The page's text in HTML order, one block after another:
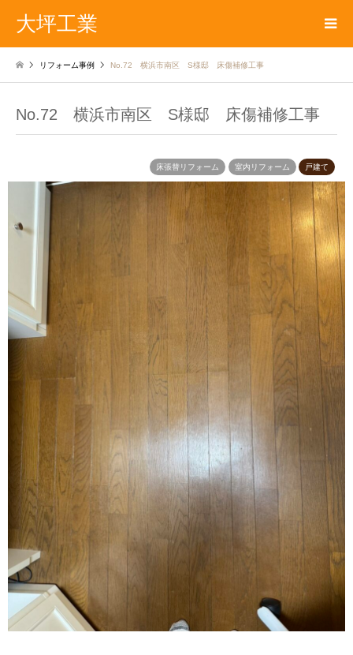
大坪工業
リフォーム事例 No.72 横浜市南区 S様邸 床傷補修工事
No.72 横浜市南区 S様邸 床傷補修工事
床張替リフォーム 室内リフォーム 戸建て